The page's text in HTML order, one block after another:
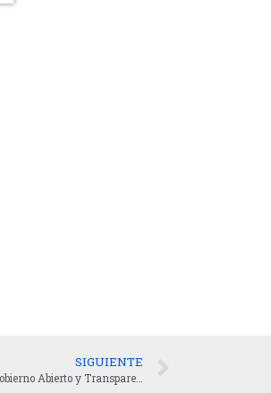
SIGUIENTE
El Ayuntamiento de Puertollano contrata un nuevo portal web de Gobierno Abierto y Transparencia